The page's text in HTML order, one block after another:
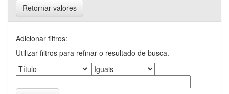
Retornar valores
Adicionar filtros:
Utilizar filtros para refinar o resultado de busca.